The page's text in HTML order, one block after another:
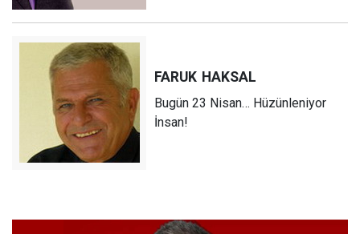
FARUK HAKSAL
Bugün 23 Nisan… Hüzünleniyor
İnsan!